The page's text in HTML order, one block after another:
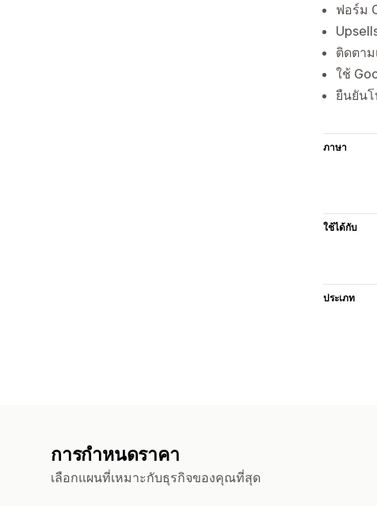
ฟอร์ม
ติดตา
ใช้
ยืนยันโ
ภาษา
ใช้ได้กับ
ประเภท
การกำหนดราคา
เลือกแผนที่เหมาะกับธุรกิจของคุณที่สุด